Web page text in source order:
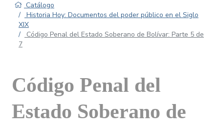
Catálogo
Historia Hoy: Documentos del poder público en el Siglo
XIX
Código Penal del Estado Soberano de Bolívar: Parte 5 de
7
Código Penal del
Estado Soberano de